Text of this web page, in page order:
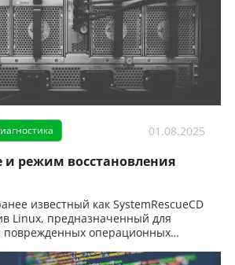
01.08.2025
и режим восстановления
известный как SystemRescueCD
Linux, предназначенный для
поврежденных операционных